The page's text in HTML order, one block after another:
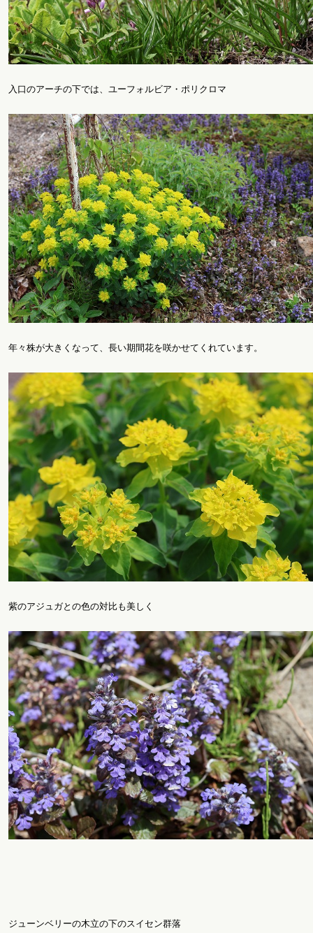
入口のアーチの下では、ユーフォルビア・ポリクロマ
年々株が大きくなって、長い期間花を咲かせてくれています。
紫のアジュガとの色の対比も美しく
ジューンベリーの木立の下のスイセン群落